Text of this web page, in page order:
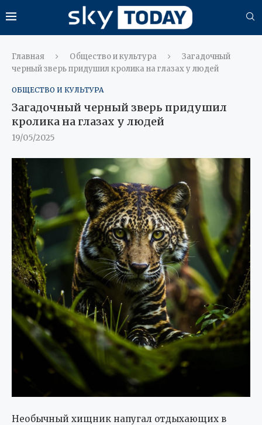
Главная Общество и культура
Загадочный
черный зверь придушил кролика на глазах у людей
ОБЩЕСТВО И КУЛЬТУРА
Загадочный черный зверь придушил
кролика на глазах у людей
19/05/2025
Необычный хищник напугал отдыхающих в